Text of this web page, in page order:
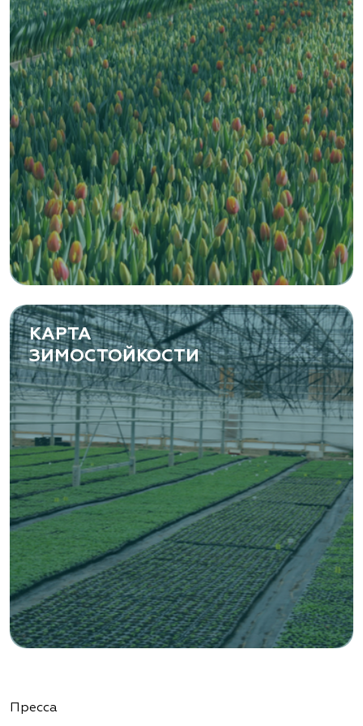
www.vetki.biz
Zaxriddin Flower Plantation, питомник
Ташкентская область, Зангиатинский р-н, ул.
Канимаева, д. 9
«ЁЛЫ-ПАЛЫ», питомник декоративных
растений
Самарская область, с. Подстепки, ул.
Фермерская 14 А
(8482) 650 010
www.yoly-paly.ru
«ВЕНЕВ» питомник растений
Тульская область, Венёвский р-н, село
Борщевое, улица Лесная, д. 13
8 963 224 87 99
https://www.venev1.ru/
«ВЕНЕВ» питомник растений
Тульская область, Венёвский р-н, село
Борщевое, улица Лесная, д. 13
8 963 224 87 99
https://www.venev1.ru/
КАРТА
ЗИМОСТОЙКОСТИ
Пресса